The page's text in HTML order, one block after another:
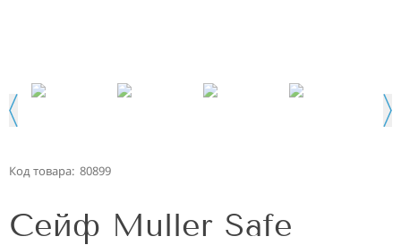
Код товара: 80899
Сейф Muller Safe